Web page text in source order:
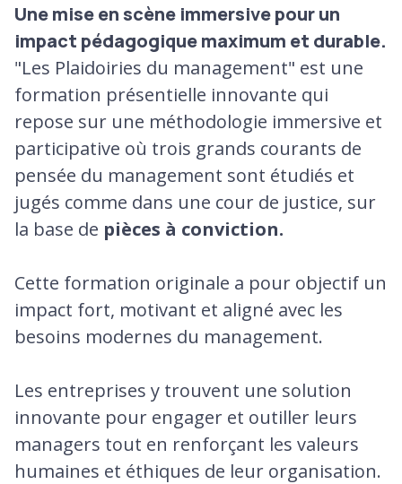
Une mise en scène immersive pour un
impact pédagogique maximum et durable.
"Les Plaidoiries du management" est une
formation présentielle innovante qui
repose sur une méthodologie immersive et
participative où trois grands courants de
pensée du management sont étudiés et
jugés comme dans une cour de justice, sur
la base de pièces à conviction.
Cette formation originale a pour objectif un
impact fort, motivant et aligné avec les
besoins modernes du management.
Les entreprises y trouvent une solution
innovante pour engager et outiller leurs
managers tout en renforçant les valeurs
humaines et éthiques de leur organisation.